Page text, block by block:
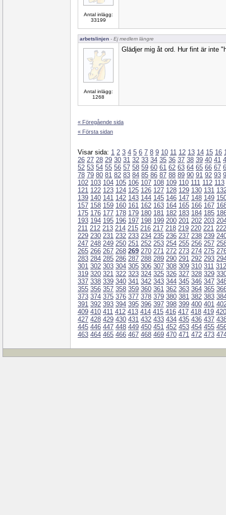
Antal inlägg:
33199
arbetslinjen - Ej medlem längre
Antal inlägg:
1268
Glädjer mig åt ord. Hur fint är inte
« Föregående sida
« Första sidan
Visar sida: 1 2 3 4 5 6 7 8 9 10 11 12 13 14 15 16
26 27 28 29 30 31 32 33 34 35 36 37 38 39 40 41
52 53 54 55 56 57 58 59 60 61 62 63 64 65 66 67
78 79 80 81 82 83 84 85 86 87 88 89 90 91 92 93
102 103 104 105 106 107 108 109 110 111 112 113
121 122 123 124 125 126 127 128 129 130 131
139 140 141 142 143 144 145 146 147 148 149
157 158 159 160 161 162 163 164 165 166 167
175 176 177 178 179 180 181 182 183 184 185
193 194 195 196 197 198 199 200 201 202 203
211 212 213 214 215 216 217 218 219 220 221 222
229 230 231 232 233 234 235 236 237 238 239
247 248 249 250 251 252 253 254 255 256 257
265 266 267 268 269 270 271 272 273 274 275
283 284 285 286 287 288 289 290 291 292 293
301 302 303 304 305 306 307 308 309 310 311 312
319 320 321 322 323 324 325 326 327 328 329
337 338 339 340 341 342 343 344 345 346 347
355 356 357 358 359 360 361 362 363 364 365
373 374 375 376 377 378 379 380 381 382 383
391 392 393 394 395 396 397 398 399 400 401
409 410 411 412 413 414 415 416 417 418 419 420
427 428 429 430 431 432 433 434 435 436 437
445 446 447 448 449 450 451 452 453 454 455
463 464 465 466 467 468 469 470 471 472 473